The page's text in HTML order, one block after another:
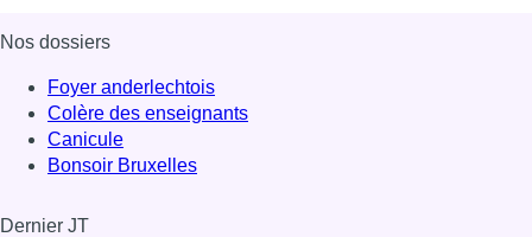
Nos dossiers
Foyer anderlechtois
Colère des enseignants
Canicule
Bonsoir Bruxelles
Dernier JT